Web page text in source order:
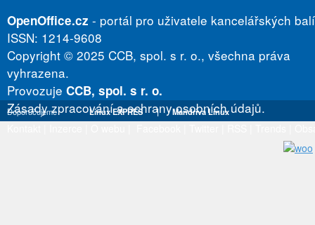
OpenOffice.cz - portál pro uživatele kancelářských
ISSN: 1214-9608
Copyright © 2025 CCB, spol. s r. o., všechna práva
vyhrazena.
Provozuje CCB, spol. s r. o.
Zásady zpracování a ochrany osobních údajů.
Doporučujeme Linux EXPRES | Mandriva Linux